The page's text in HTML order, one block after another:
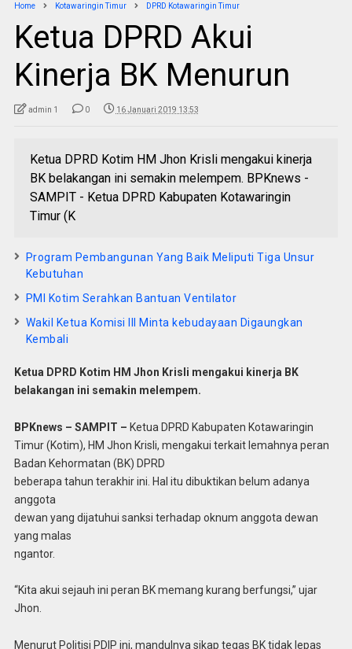
Home Kotawaringin Timur DPRD Kotawaringin Timur
Ketua DPRD Akui
Kinerja BK Menurun
admin 1 0 16 Januari 2019 13:53
Ketua DPRD Kotim HM Jhon Krisli mengakui kinerja
BK belakangan ini semakin melempem. BPKnews -
SAMPIT - Ketua DPRD Kabupaten Kotawaringin
Timur (K
Program Pembangunan Yang Baik Meliputi Tiga Unsur
Kebutuhan
PMI Kotim Serahkan Bantuan Ventilator
Wakil Ketua Komisi III Minta kebudayaan Digaungkan
Kembali
Ketua DPRD Kotim HM Jhon Krisli mengakui kinerja BK
belakangan ini semakin melempem.
BPKnews – SAMPIT – Ketua DPRD Kabupaten Kotawaringin
Timur (Kotim), HM Jhon Krisli, mengakui terkait lemahnya peran
Badan Kehormatan (BK) DPRD
beberapa tahun terakhir ini. Hal itu dibuktikan belum adanya
anggota
dewan yang dijatuhui sanksi terhadap oknum anggota dewan
yang malas
ngantor.
“Kita akui sejauh ini peran BK memang kurang berfungsi,” ujar
Jhon.
Menurut Politisi PDIP ini, mandulnya sikap tegas BK tidak lepas